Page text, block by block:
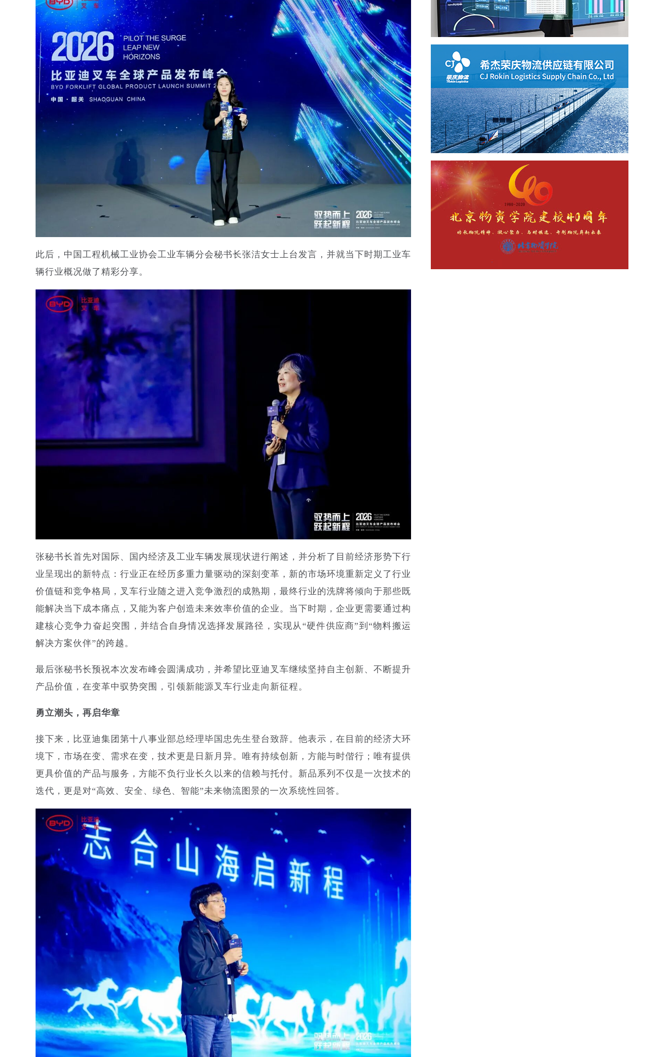
此后，中国工程机械工业协会工业车辆分会秘书长张洁女士上台发言，并就当下时期工业车
辆行业概况做了精彩分享。
张秘书长首先对国际、国内经济及工业车辆发展现状进行阐述，并分析了目前经济形势下行
业呈现出的新特点：行业正在经历多重力量驱动的深刻变革，新的市场环境重新定义了行业
价值链和竞争格局，叉车行业随之进入竞争激烈的成熟期，最终行业的洗牌将倾向于那些既
能解决当下成本痛点，又能为客户创造未来效率价值的企业。当下时期，企业更需要通过构
建核心竞争力奋起突围，并结合自身情况选择发展路径，实现从“硬件供应商”到“物料搬运
解决方案伙伴”的跨越。
最后张秘书长预祝本次发布峰会圆满成功，并希望比亚迪叉车继续坚持自主创新、不断提升
产品价值，在变革中驭势突围，引领新能源叉车行业走向新征程。
勇立潮头，再启华章
接下来，比亚迪集团第十八事业部总经理毕国忠先生登台致辞。他表示，在目前的经济大环
境下，市场在变、需求在变，技术更是日新月异。唯有持续创新，方能与时偕行；唯有提供
更具价值的产品与服务，方能不负行业长久以来的信赖与托付。新品系列不仅是一次技术的
迭代，更是对“高效、安全、绿色、智能”未来物流图景的一次系统性回答。